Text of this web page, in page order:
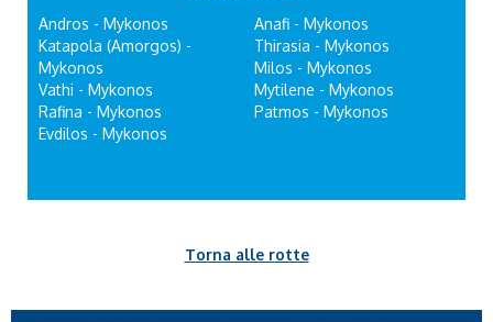
Andros - Mykonos
Katapola (Amorgos) -
Mykonos
Vathi - Mykonos
Rafina - Mykonos
Evdilos - Mykonos
Anafi - Mykonos
Thirasia - Mykonos
Milos - Mykonos
Mytilene - Mykonos
Patmos - Mykonos
Torna alle rotte